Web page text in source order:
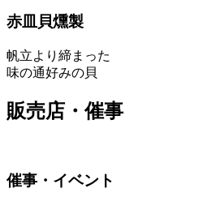
赤皿貝燻製
帆立より締まった
味の通好みの貝
販売店・催事
催事・イベント